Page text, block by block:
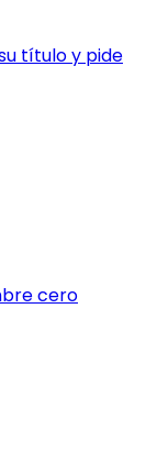
título y pide
cero